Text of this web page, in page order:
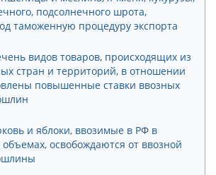
подсолнечного шрота,
таможенную процедуру экспорта
видов товаров, происходящих из
стран и территорий, в отношении
повышенные ставки ввозных
и яблоки, ввозимые в РФ в
освобождаются от ввозной